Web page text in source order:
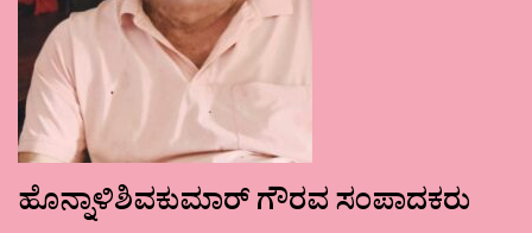
ಹೊನ್ನಾಳಿಶಿವಕುಮಾರ್ ಗೌರವ ಸಂಪಾದಕರು